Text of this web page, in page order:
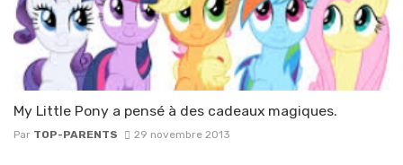
My Little Pony a pensé à des cadeaux magiques.
Par TOP-PARENTS 29 novembre 2013